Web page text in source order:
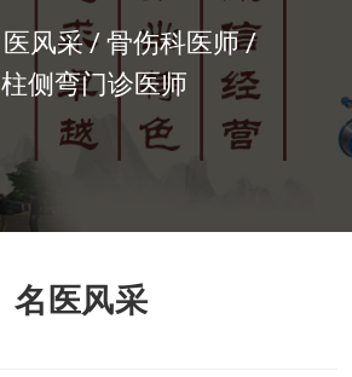
风采
骨伤科医师
侧弯门诊医师
名医风采